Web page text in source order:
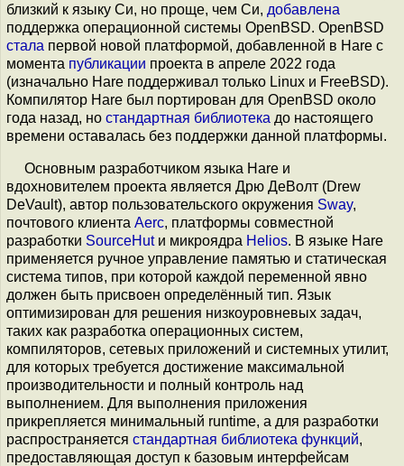
близкий к языку Си, но проще, чем Си, добавлена
поддержка операционной системы OpenBSD. OpenBSD
стала первой новой платформой, добавленной в Hare с
момента публикации проекта в апреле 2022 года
(изначально Hare поддерживал только Linux и FreeBSD).
Компилятор Hare был портирован для OpenBSD около
года назад, но стандартная библиотека до настоящего
времени оставалась без поддержки данной платформы.
Основным разработчиком языка Hare и
вдохновителем проекта является Дрю ДеВолт (Drew
DeVault), автор пользовательского окружения Sway,
почтового клиента Aerc, платформы совместной
разработки SourceHutи микроядра Helios. В языке Hare
применяется ручное управление памятью и статическая
система типов, при которой каждой переменной явно
должен быть присвоен определённый тип. Язык
оптимизирован для решения низкоуровневых задач,
таких как разработка операционных систем,
компиляторов, сетевых приложений и системных утилит,
для которых требуется достижение максимальной
производительности и полный контроль над
выполнением. Для выполнения приложения
прикрепляется минимальный runtime, а для разработки
распространяется стандартная библиотека функций,
предоставляющая доступ к базовым интерфейсам